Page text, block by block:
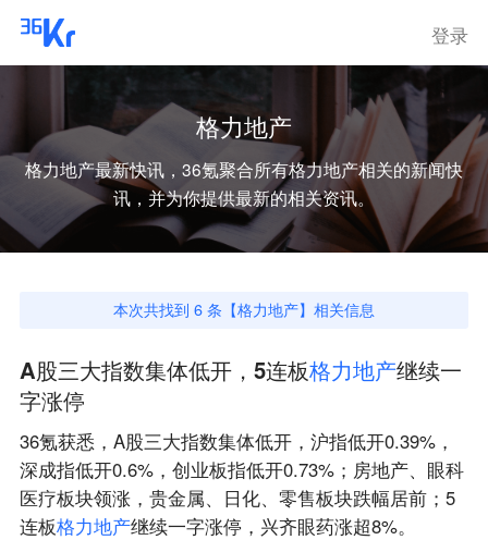
登录
格力地产
格力地产最新快讯，36氪聚合所有格力地产相关的新闻快
讯，并为你提供最新的相关资讯。
本次共找到 6 条【格力地产】相关信息
A股三大指数集体低开，5连板格力地产继续一
字涨停
36氪获悉，A股三大指数集体低开，沪指低开0.39%，
深成指低开0.6%，创业板指低开0.73%；房地产、眼科
医疗板块领涨，贵金属、日化、零售板块跌幅居前；5
连板格力地产继续一字涨停，兴齐眼药涨超8%。